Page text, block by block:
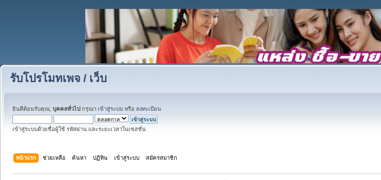
รับโปรโมทเพจ / เว็บ
ยินดีต้อนรับคุณ, บุคคลทั่วไป กรุณา เข้าสู่ระบบ หรือ ลงทะเบียน
เข้าสู่ระบบด้วยชื่อผู้ใช้ รหัสผ่าน และระยะเวลาในเซสชั่น
หน้าแรก ช่วยเหลือ ค้นหา ปฏิทิน เข้าสู่ระบบ สมัครสมาชิก